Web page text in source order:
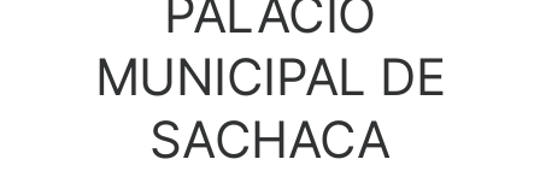
PALACIO
MUNICIPAL DE
SACHACA